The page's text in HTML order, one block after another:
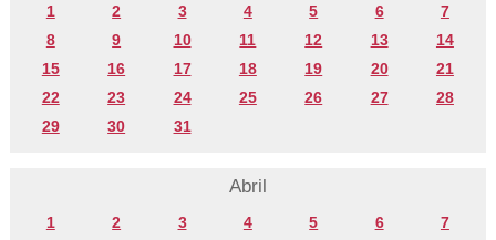
1 2 3 4 5 6
7
8
9 10 11 12 13
14
15
16 17 18 19 20
21
22
23 24 25 26 27
28
29
30 31
Abril
1 2 3 4 5 6
7